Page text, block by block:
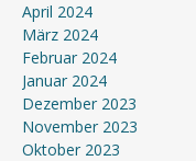
April 2024
März 2024
Februar 2024
Januar 2024
Dezember 2023
November 2023
Oktober 2023